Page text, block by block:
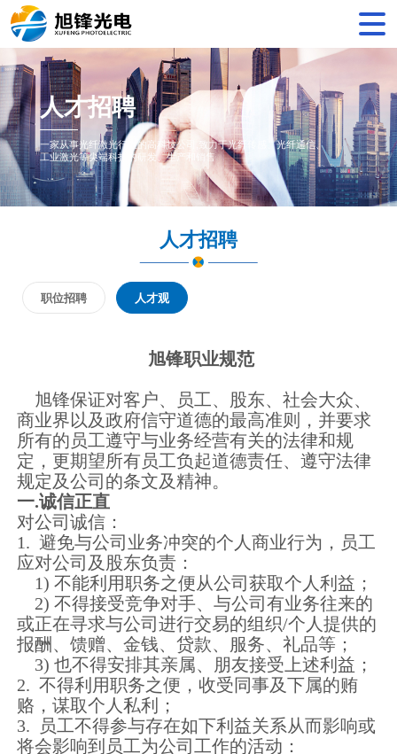
人才招聘
一家从事光纤激光行业的高科技公司,致力于光纤传感、光纤通信、
工业激光等尖端科技的研发、生产和销售
人才招聘
职位招聘 人才观
旭锋职业规范
旭锋保证对客户、员工、股东、社会大众、
商业界以及政府信守道德的最高准则，并要求
所有的员工遵守与业务经营有关的法律和规
定，更期望所有员工负起道德责任、遵守法律
规定及公司的条文及精神。
一.诚信正直
对公司诚信：
1. 避免与公司业务冲突的个人商业行为，员工
应对公司及股东负责：
1) 不能利用职务之便从公司获取个人利益；
2) 不得接受竞争对手、与公司有业务往来的
或正在寻求与公司进行交易的组织/个人提供的
报酬、馈赠、金钱、贷款、服务、礼品等；
3) 也不得安排其亲属、朋友接受上述利益；
2. 不得利用职务之便，收受同事及下属的贿
赂，谋取个人私利；
3. 员工不得参与存在如下利益关系从而影响或
将会影响到员工为公司工作的活动：